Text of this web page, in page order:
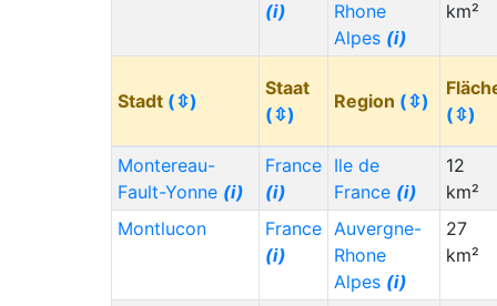
(i)
Rhone
Alpes (i)
km²
Stadt (⇳)
Staat
(⇳)
Region (⇳)
(⇳)
Montereau-
Fault-Yonne (i)
France
(i)
Ile de
France (i)
12
km²
Montlucon
France
(i)
Auvergne-
Rhone
Alpes (i)
27
km²